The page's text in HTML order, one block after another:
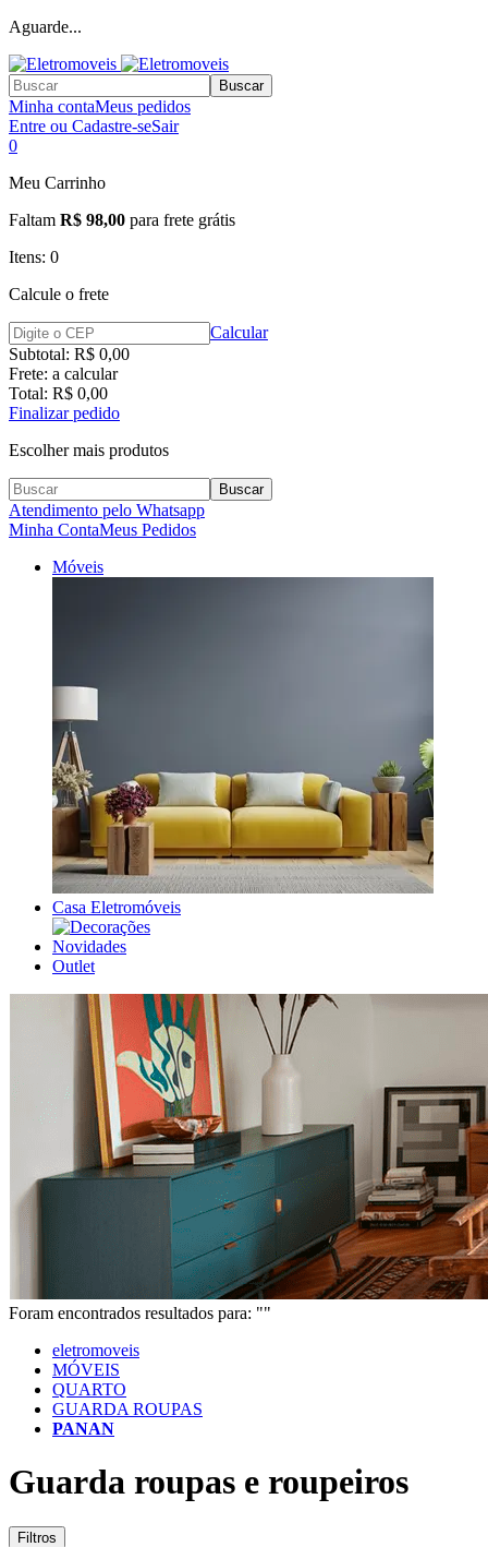
Aguarde...
Buscar
Minha contaMeus pedidos
Entre ou Cadastre-seSair
0
Meu Carrinho
Faltam R$ 98,00 para frete grátis
Itens: 0
Calcule o frete
Calcular
Subtotal: R$ 0,00
Frete: a calcular
Total: R$ 0,00
Finalizar pedido
Escolher mais produtos
Buscar
Atendimento pelo Whatsapp
Minha ContaMeus Pedidos
Móveis
Casa Eletromóveis
Novidades
Outlet
Foram encontrados resultados para: ""
eletromoveis
MÓVEIS
QUARTO
GUARDA ROUPAS
PANAN
Guarda roupas e roupeiros
Filtros